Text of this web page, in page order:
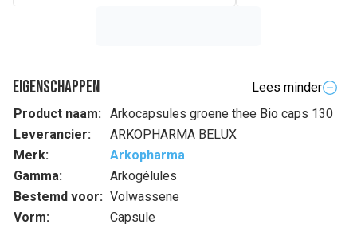
Eigenschappen
Lees minder
Product naam: Arkocapsules groene thee Bio caps 130
Leverancier:
ARKOPHARMA BELUX
Merk:
Arkopharma
Gamma:
Arkogélules
Bestemd voor: Volwassene
Vorm:
Capsule